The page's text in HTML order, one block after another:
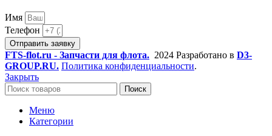
Имя
Телефон
Отправить заявку
FTS-flot.ru - Запчасти для флота. 2024 Разработано в D3-
GROUP.RU. Политика конфиденциальности.
Закрыть
Поиск
Меню
Категории